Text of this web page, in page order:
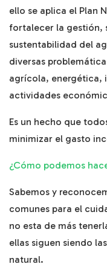
ello se aplica el Plan
fortalecer la gestión,
sustentabilidad del
diversas
agrícola, energética,
actividades
Es un hecho que
minimizar el gasto
¿Cómo podemos
Sabemos y
comunes para el
no esta de más
ellas siguen siendo
natural.